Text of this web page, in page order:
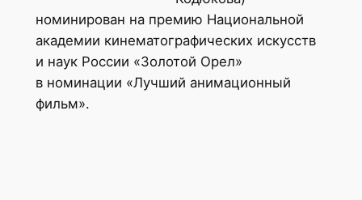
номинирован на премию Национальной
академии кинематографических искусств
и наук России «Золотой Орел»
в номинации «Лучший анимационный
фильм».